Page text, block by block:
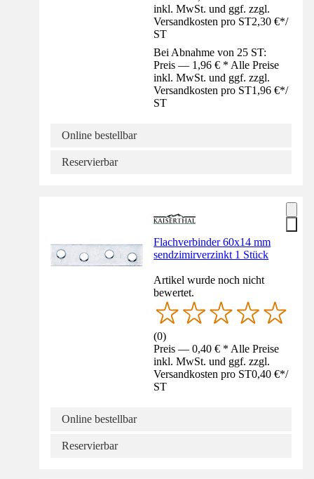
inkl. MwSt. und ggf. zzgl.
Versandkosten pro ST2,30 €*/
ST
Bei Abnahme von 25 ST:
Preis — 1,96 € * Alle Preise
inkl. MwSt. und ggf. zzgl.
Versandkosten pro ST1,96 €*/
ST
Online bestellbar
Reservierbar
Flachverbinder 60x14 mm
sendzimirverzinkt 1 Stück
Artikel wurde noch nicht
bewertet.
(0)
Preis — 0,40 € * Alle Preise
inkl. MwSt. und ggf. zzgl.
Versandkosten pro ST0,40 €*/
ST
Online bestellbar
Reservierbar